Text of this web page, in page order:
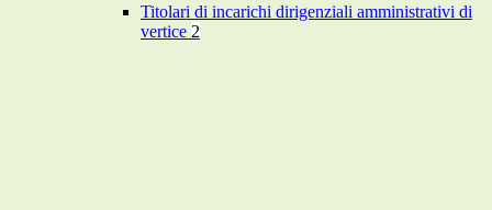
Titolari di incarichi dirigenziali amministrativi di
vertice 2